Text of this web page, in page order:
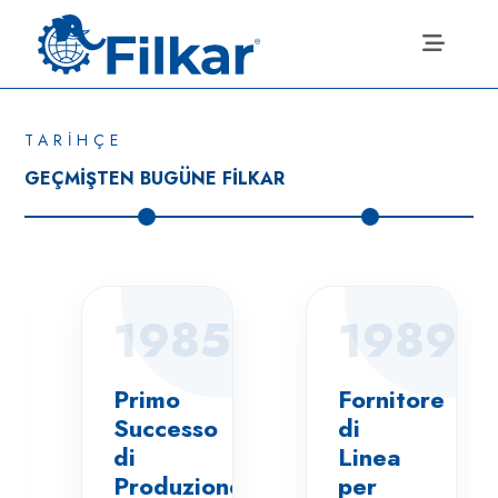
TARİHÇE
GEÇMİŞTEN BUGÜNE FİLKAR
1985
Primo
Successo
di
Produzione
1989
Fornitore
di
Linea
per